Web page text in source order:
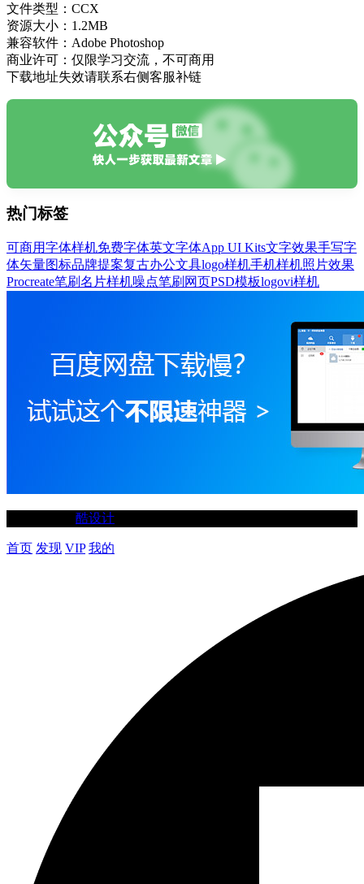
文件类型： CCX
资源大小： 1.2MB
兼容软件： Adobe Photoshop
商业许可： 仅限学习交流，不可商用
下载地址失效请联系右侧客服补链
热门标签
可商用字体样机免费字体英文字体App UI Kits文字效果手写字
体矢量图标品牌提案复古办公文具logo样机手机样机照片效果
Procreate笔刷名片样机噪点笔刷 网页PSD模板logovi样机
酷设计
首页 发现 VIP 我的